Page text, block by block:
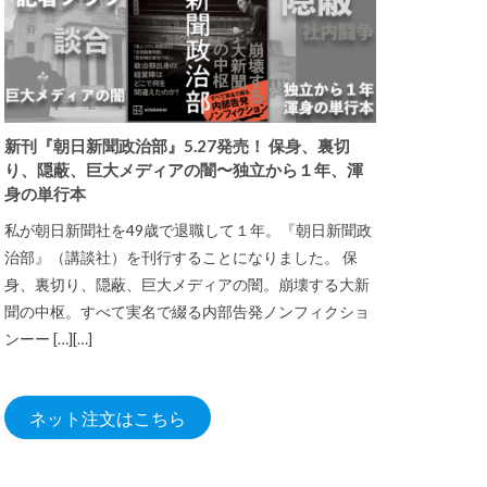
新刊『朝日新聞政治部』5.27発売！ 保身、裏切
り、隠蔽、巨大メディアの闇〜独立から１年、渾
身の単行本
私が朝日新聞社を49歳で退職して１年。『朝日新聞政
治部』（講談社）を刊行することになりました。 保
身、裏切り、隠蔽、巨大メディアの闇。崩壊する大新
聞の中枢。すべて実名で綴る内部告発ノンフィクショ
ンーー […][…]
ネット注文はこちら